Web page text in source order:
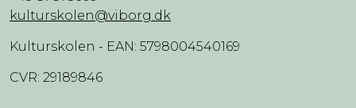
kulturskolen@viborg.dk
Kulturskolen - EAN: 5798004540169
CVR: 29189846